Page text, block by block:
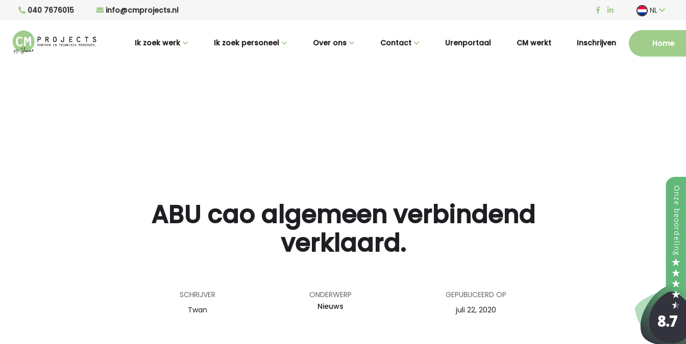
040 7676015 info@cmprojects.nl NL
Ik zoek werk Ik zoek personeel Over ons Contact Urenportaal CM werkt Inschrijven Home
ABU cao algemeen verbindend
verklaard.
SCHRIJVER
Twan
ONDERWERP
Nieuws
GEPUBLICEERD OP
juli 22, 2020